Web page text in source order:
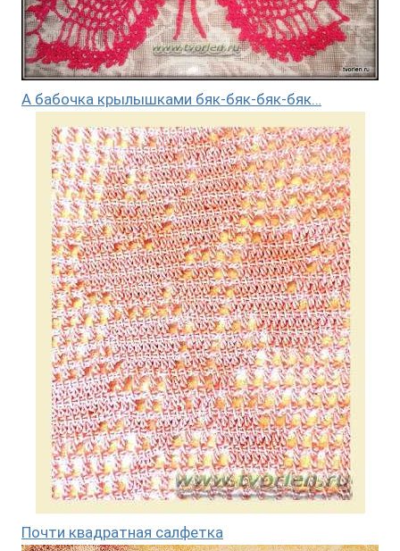
А бабочка крылышками бяк-бяк-бяк-бяк…
Почти квадратная салфетка